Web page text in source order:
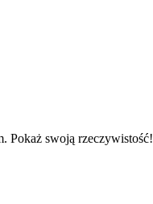
Pokaż swoją rzeczywistość!